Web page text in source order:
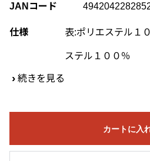
JANコード
仕様 表:ポリエステル１
ステル１００％
› 続きを見る
カートに入